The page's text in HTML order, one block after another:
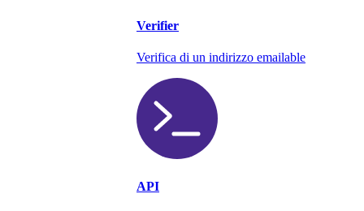
Verifier
Verifica di un indirizzo emailable
API